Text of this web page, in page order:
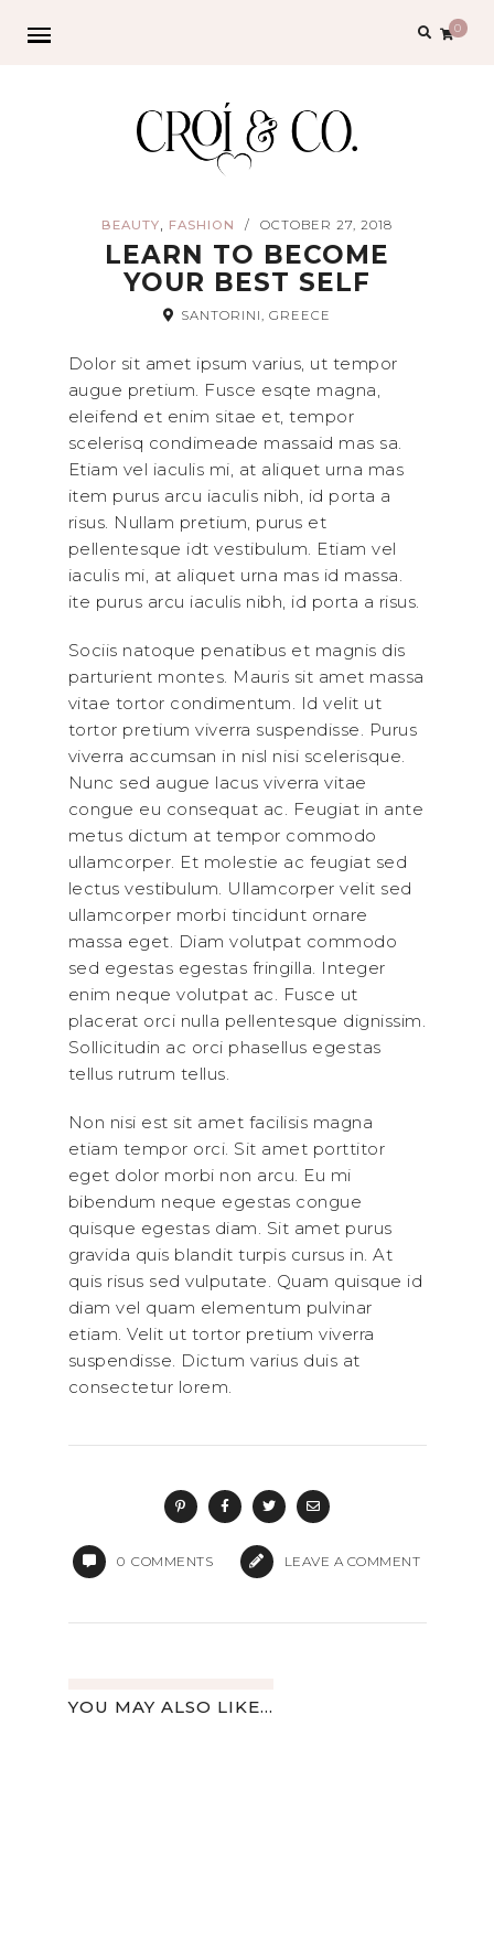
0
Search
for:
BEAUTY, FASHION / OCTOBER 27, 2018
LEARN TO BECOME
YOUR BEST SELF
SANTORINI, GREECE
Dolor sit amet ipsum varius, ut tempor
augue pretium. Fusce esqte magna,
eleifend et enim sitae et, tempor
scelerisq condimeade massaid mas sa.
Etiam vel iaculis mi, at aliquet urna mas
item purus arcu iaculis nibh, id porta a
risus. Nullam pretium, purus et
pellentesque idt vestibulum. Etiam vel
iaculis mi, at aliquet urna mas id massa.
ite purus arcu iaculis nibh, id porta a risus.
Sociis natoque penatibus et magnis dis
parturient montes. Mauris sit amet massa
vitae tortor condimentum. Id velit ut
tortor pretium viverra suspendisse. Purus
viverra accumsan in nisl nisi scelerisque.
Nunc sed augue lacus viverra vitae
congue eu consequat ac. Feugiat in ante
metus dictum at tempor commodo
ullamcorper. Et molestie ac feugiat sed
lectus vestibulum. Ullamcorper velit sed
ullamcorper morbi tincidunt ornare
massa eget. Diam volutpat commodo
sed egestas egestas fringilla. Integer
enim neque volutpat ac. Fusce ut
placerat orci nulla pellentesque dignissim.
Sollicitudin ac orci phasellus egestas
tellus rutrum tellus.
Non nisi est sit amet facilisis magna
etiam tempor orci. Sit amet porttitor
eget dolor morbi non arcu. Eu mi
bibendum neque egestas congue
quisque egestas diam. Sit amet purus
gravida quis blandit turpis cursus in. At
quis risus sed vulputate. Quam quisque id
diam vel quam elementum pulvinar
etiam. Velit ut tortor pretium viverra
suspendisse. Dictum varius duis at
consectetur lorem.
0 COMMENTS LEAVE A COMMENT
YOU MAY ALSO LIKE...